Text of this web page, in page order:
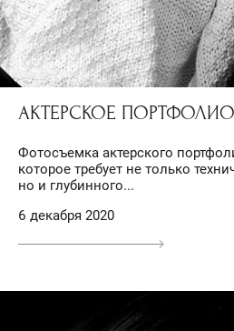
АКТЕРСКОЕ ПОРТФОЛИО
Фотосъемка актерского
которое требует не только
но и глубинного...
6 декабря 2020